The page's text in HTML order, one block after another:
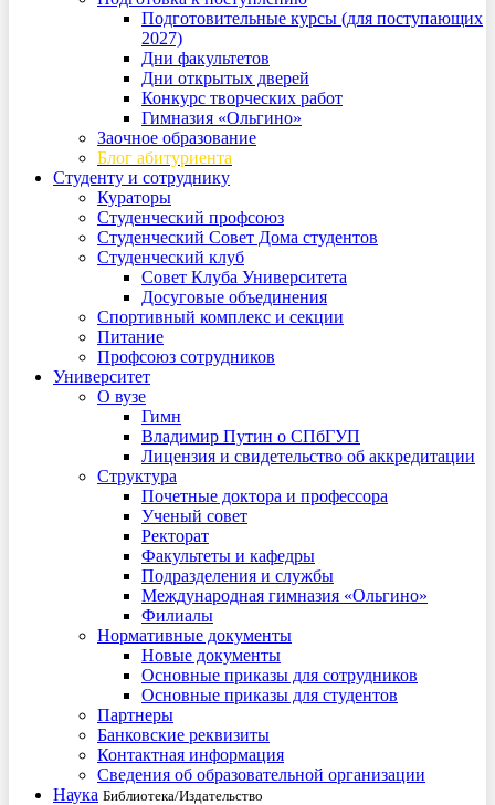
Подготовительные курсы (для поступающих
2027)
Дни факультетов
Дни открытых дверей
Конкурс творческих работ
Гимназия «Ольгино»
Заочное образование
Блог абитуриента
Студенту и сотруднику
Кураторы
Студенческий профсоюз
Студенческий Совет Дома студентов
Студенческий клуб
Совет Клуба Университета
Досуговые объединения
Спортивный комплекс и секции
Питание
Профсоюз сотрудников
Университет
О вузе
Гимн
Владимир Путин о СПбГУП
Лицензия и свидетельство об аккредитации
Структура
Почетные доктора и профессора
Ученый совет
Ректорат
Факультеты и кафедры
Подразделения и службы
Международная гимназия «Ольгино»
Филиалы
Нормативные документы
Новые документы
Основные приказы для сотрудников
Основные приказы для студентов
Партнеры
Банковские реквизиты
Контактная информация
Сведения об образовательной организации
Наука Библиотека/Издательство